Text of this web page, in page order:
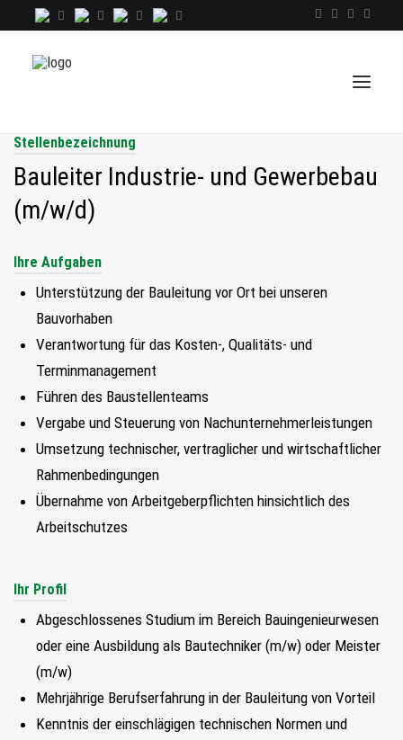
TALENTINDEX
CONSULTING
RECRUITING
COACHING
JOBS
EXTRA
KOPF
FIND MY JOB
JETZT BEWERBEN
Stellenbezeichnung
Bauleiter Industrie- und Gewerbebau
(m/w/d)
Ihre Aufgaben
Unterstützung der Bauleitung vor Ort bei unseren
Bauvorhaben
Verantwortung für das Kosten-, Qualitäts- und
Terminmanagement
Führen des Baustellenteams
Vergabe und Steuerung von Nachunternehmerleistungen
Umsetzung technischer, vertraglicher und wirtschaftlicher
Rahmenbedingungen
Übernahme von Arbeitgeberpflichten hinsichtlich des
Arbeitschutzes
Ihr Profil
Abgeschlossenes Studium im Bereich Bauingenieurwesen
oder eine Ausbildung als Bautechniker (m/w) oder Meister
(m/w)
Mehrjährige Berufserfahrung in der Bauleitung von Vorteil
Kenntnis der einschlägigen technischen Normen und